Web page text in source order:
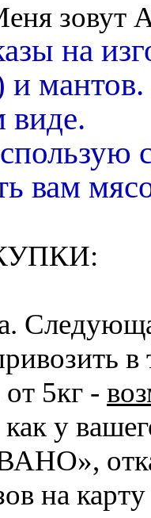
зовут
на
и
виде.
вам
5кг -
у
на